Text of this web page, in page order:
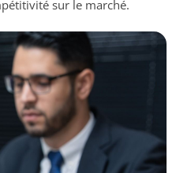
sur le marché.